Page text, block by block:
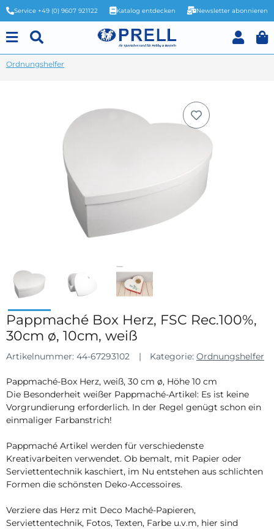
Service +49 (0) 9607 921122 Katalog entdecken Newsletter abonnieren
Ordnungshelfer
Pappmaché Box Herz, FSC Rec.100%,
30cm ø, 10cm, weiß
Artikelnummer: 44-67293102 Kategorie: Ordnungshelfer
Pappmaché-Box Herz, weiß, 30 cm ø, Höhe 10 cm
Die Besonderheit weißer Pappmaché-Artikel: Es ist keine
Vorgrundierung erforderlich. In der Regel genügt schon ein
einmaliger Farbanstrich!
Pappmaché Artikel werden für verschiedenste
Kreativarbeiten verwendet. Ob bemalt, mit Papier oder
Serviettentechnik kaschiert, im Nu entstehen aus schlichten
Formen die schönsten Deko-Accessoires.
Verziere das Herz mit Deco Maché-Papieren,
Serviettentechnik, Fotos, Texten, Farbe u.v.m, hier sind